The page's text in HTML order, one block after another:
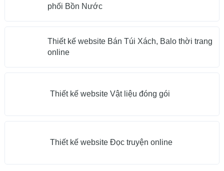
phối Bồn Nước
Thiết kế website Bán Túi Xách, Balo thời trang
online
Thiết kế website Vật liệu đóng gói
Thiết kế website Đọc truyện online